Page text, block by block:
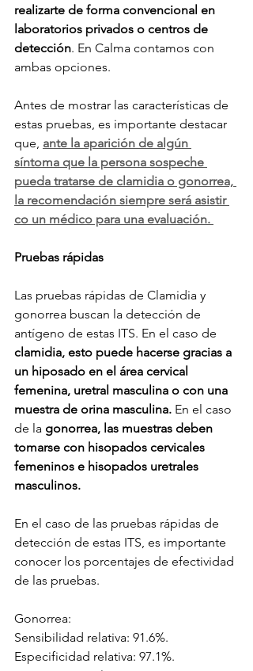
realizarte de forma convencional en
laboratorios privados o centros de
detección. En Calma contamos con
ambas opciones.
Antes de mostrar las características de
estas pruebas, es importante destacar
que, ante la aparición de algún
síntoma que la persona sospeche
pueda tratarse de clamidia o gonorrea,
la recomendación siempre será asistir
co un médico para una evaluación.
Pruebas rápidas
Las pruebas rápidas de Clamidia y
gonorrea buscan la detección de
antígeno de estas ITS. En el caso de
clamidia, esto puede hacerse gracias a
un hiposado en el área cervical
femenina, uretral masculina o con una
muestra de orina masculina. En el caso
de la gonorrea, las muestras deben
tomarse con hisopados cervicales
femeninos e hisopados uretrales
masculinos.
En el caso de las pruebas rápidas de
detección de estas ITS, es importante
conocer los porcentajes de efectividad
de las pruebas.
Gonorrea:
Sensibilidad relativa: 91.6%.
Especificidad relativa: 97.1%.